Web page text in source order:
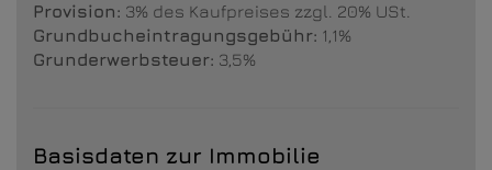
Provision: 3% des Kaufpreises zzgl. 20% USt.
Grundbucheintragungsgebühr: 1,1%
Grunderwerbsteuer: 3,5%
Basisdaten zur Immobilie